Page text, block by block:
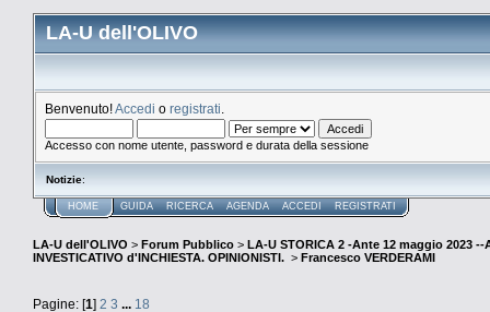
LA-U dell'OLIVO
Benvenuto!Accedi o registrati
Accesso con nome utente, password e durata della sessione
Notizie:
HOME GUIDA RICERCA AGENDA ACCEDI REGISTRATI
LA-U dell'OLIVO > Forum Pubblico > LA-U STORICA 2 -Ante 12 maggio 2023 --
INVESTICATIVO d'INCHIESTA. OPINIONISTI. > Francesco VERDERAMI
Pagine: [1] 2 3 ... 18